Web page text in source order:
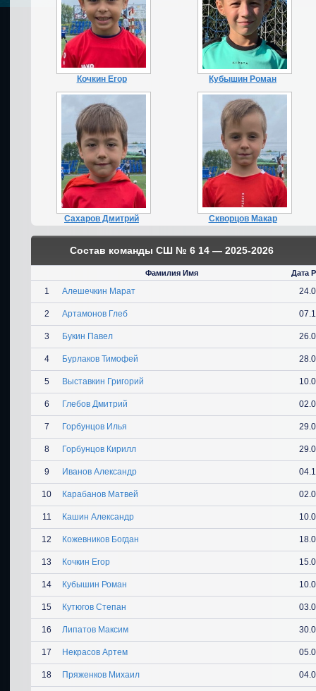
Кочкин Егор Кубышин Роман
Сахаров Дмитрий Скворцов Макар
Состав команды СШ № 6 14 — 2025-2026
Фамилия Имя Дата
1 Алешечкин Марат
2 Артамонов Глеб
3 Букин Павел
4 Бурлаков Тимофей
5 Выставкин Григорий
6 Глебов Дмитрий
7 Горбунцов Илья
8 Горбунцов Кирилл
9 Иванов Александр
10 Карабанов Матвей
11 Кашин Александр
12 Кожевников Богдан
13 Кочкин Егор
14 Кубышин Роман
15 Кутюгов Степан
16 Липатов Максим
17 Некрасов Артем
18 Пряженков Михаил